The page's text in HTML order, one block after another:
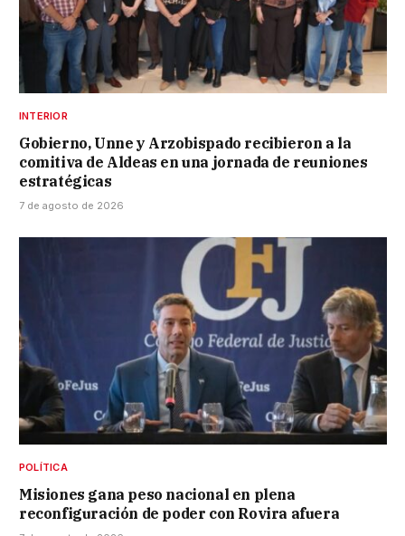
INTERIOR
Gobierno, Unne y Arzobispado recibieron a la
comitiva de Aldeas en una jornada de reuniones
estratégicas
7 de agosto de 2026
POLÍTICA
Misiones gana peso nacional en plena
reconfiguración de poder con Rovira afuera